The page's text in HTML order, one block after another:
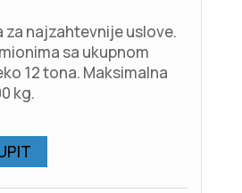
za najzahtevnije uslove.
sa ukupnom
12 tona. Maksimalna
kg.